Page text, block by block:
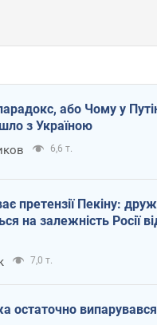
або Чому у
з Україною
6,6 т.
претензії Пекіну:
на залежність Росії
7,0 т.
остаточно випарувався